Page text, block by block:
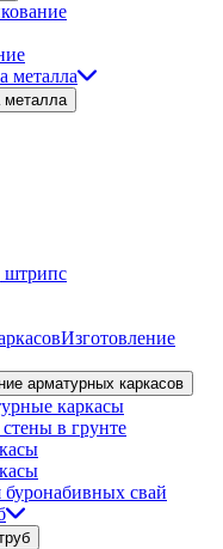
металла
металла
штрипс
Изготовление
арматурных каркасов
каркасы
в грунте
свай